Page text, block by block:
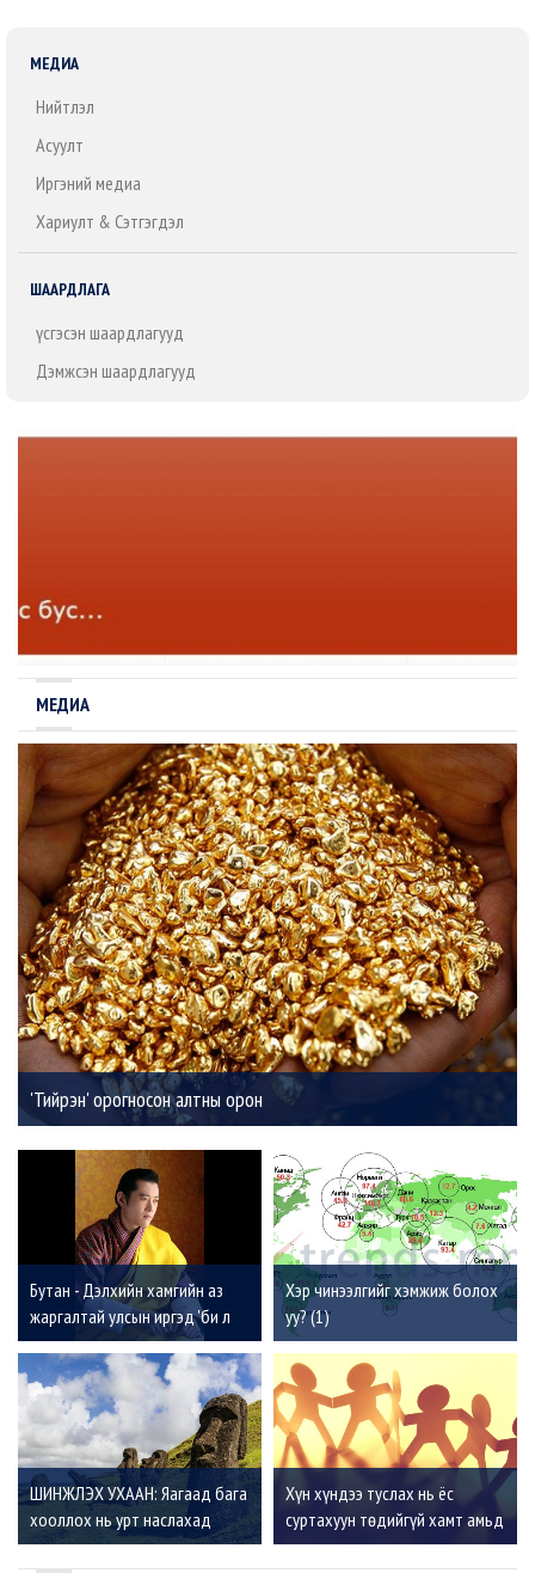
МЕДИА
Нийтлэл
Асуулт
Иргэний медиа
Хариулт & Сэтгэгдэл
ШААРДЛАГА
Үүсгэсэн шаардлагууд
Дэмжсэн шаардлагууд
МЕДИА
'Тийрэн' орогносон алтны орон
Бутан - Дэлхийн хамгийн аз
жаргалтай улсын иргэд 'би л
болж байвал болоо' гэж
боддоггүй
Хэр чинээлгийг хэмжиж болох
уу? (1)
ШИНЖЛЭХ УХААН: Яагаад бага
хооллох нь урт наслахад
тустай вэ?
Хүн хүндээ туслах нь ёс
суртахуун төдийгүй хамт амьд
үлдэхийн төлөөх тэмцэл